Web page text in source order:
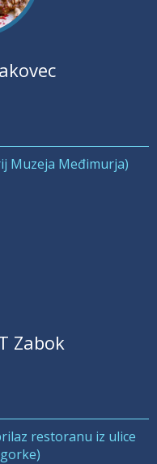
Muzeja Međimurja)
Zabok
restoranu iz ulice